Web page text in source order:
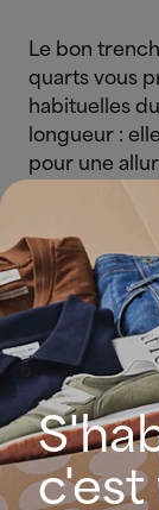
Le bon
quarts vous
habituelles
longueur :
pour une
Le conseil
bien
Comment
c'est